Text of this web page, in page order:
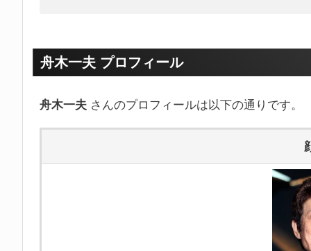
舟木一夫 プロフィール
舟木一夫 さんのプロフィールは以下の通りです。